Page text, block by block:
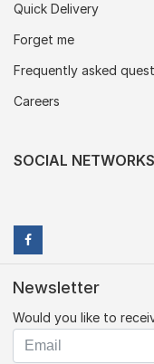
Quick Delivery
Forget me
Frequently asked
Careers
SOCIAL NETWORKS
Newsletter
Would you like to